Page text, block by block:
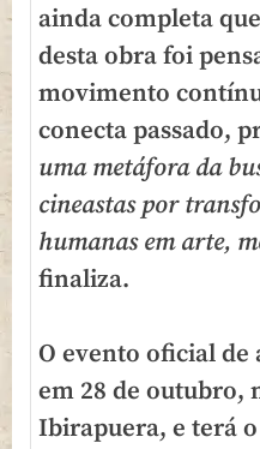
ainda completa
desta obra foi
movimento
conecta passado,
uma metáfora da
cineastas por
humanas em arte,
finaliza.
O evento oficial de
em 28 de outubro,
Ibirapuera, e terá